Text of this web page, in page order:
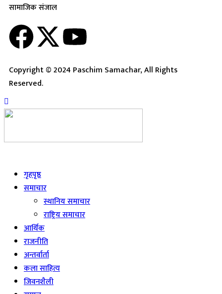
सामाजिक संजाल
Copyright © 2024 Paschim Samachar, All Rights
Reserved.
गृहपृष्ठ
समाचार
स्थानिय समाचार
राष्ट्रिय समाचार
आर्थिक
राजनीति
अन्तर्वार्ता
कला साहित्य
जिवनशैली